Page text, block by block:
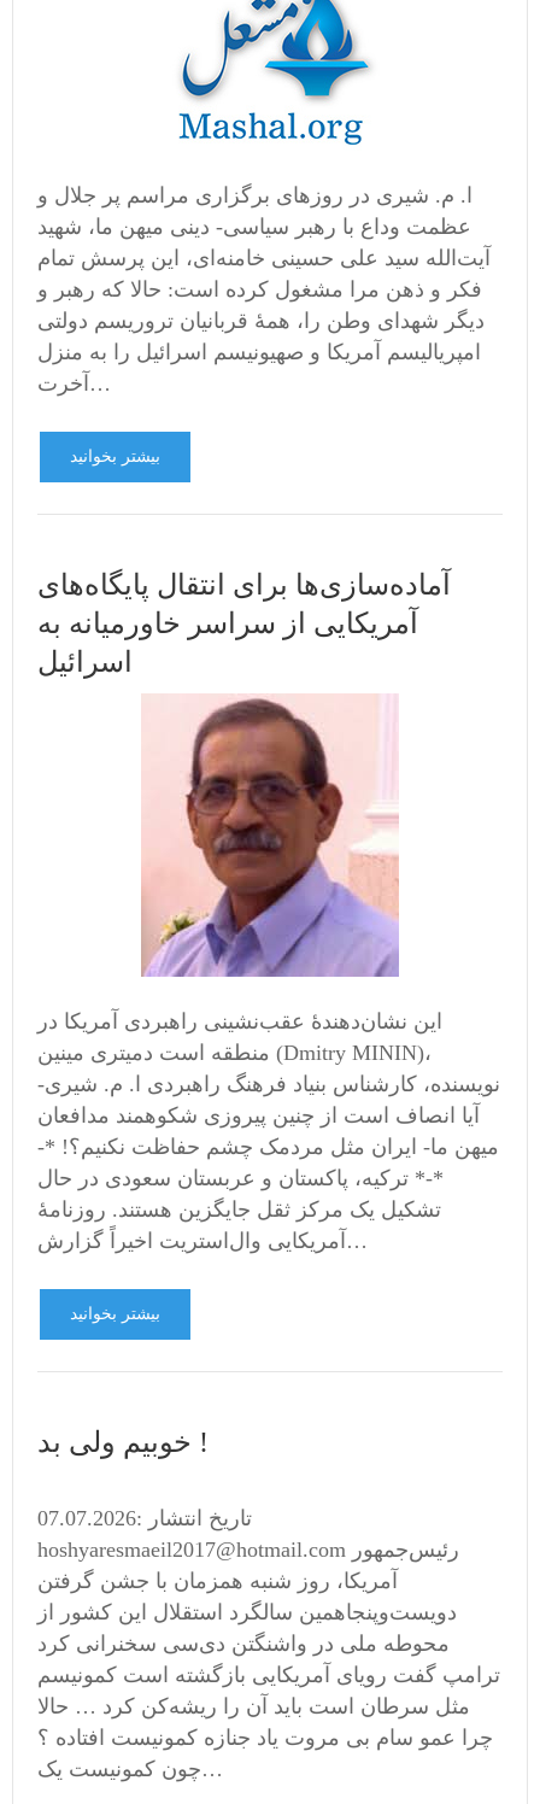
ا. م. شیری در روزهای برگزاری مراسم پر جلال و
عظمت وداع با رهبر سیاسی- دینی میهن ما، شهید
آیت‌‌الله سید علی حسینی خامنه‌ای، این پرسش تمام
فکر و ذهن مرا مشغول کرده است: حالا که رهبر و
دیگر شهدای وطن را، همۀ قربانیان تروریسم دولتی
امپریالیسم آمریکا و صهیونیسم اسرائیل را به منزل
آخرت…
بیشتر بخوانید
آماده‌سازی‌ها برای انتقال پایگاه‌های
آمریکایی از سراسر خاورمیانه به
اسرائیل
این نشان‌دهندۀ عقب‌نشینی راهبردی آمریکا در
منطقه است دمیتری مینین (Dmitry MININ)،
نویسنده، کارشناس بنیاد فرهنگ راهبردی ا. م. شیری-
آیا انصاف است از چنین پیروزی شکوهمند مدافعان
میهن ما- ایران مثل مردمک چشم حفاظت نکنیم؟! *-
*-* ترکیه، پاکستان و عربستان سعودی در حال
تشکیل یک مرکز ثقل جایگزین هستند. روزنامۀ
آمریکایی وال‌استریت اخیراً گزارش…
بیشتر بخوانید
خوبیم ولی بد !
تاریخ انتشار :07.07.2026
hoshyaresmaeil2017@hotmail.com رئیس‌جمهور
آمریکا، روز شنبه همزمان با جشن گرفتن
دویست‌وپنجاهمین سالگرد استقلال این کشور از
محوطه ملی در واشنگتن دی‌سی سخنرانی کرد
ترامپ گفت رویای آمریکایی بازگشته است کمونیسم
مثل سرطان است باید آن را ریشه‌کن کرد … حالا
چرا عمو سام بی مروت یاد جنازه کمونیست افتاده ؟
چون کمونیست یک…